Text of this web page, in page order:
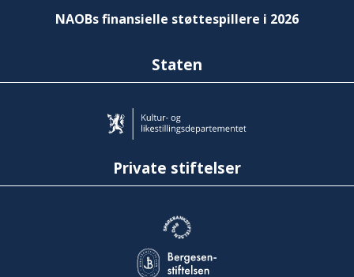
NAOBs finansielle støttespillere i 2026
Staten
Private stiftelser